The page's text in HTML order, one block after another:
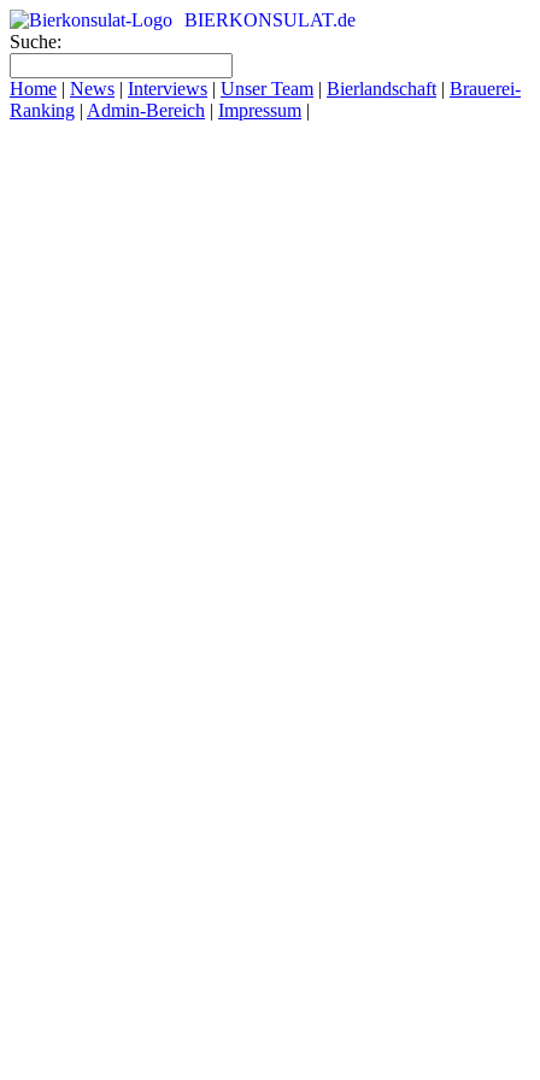
BIERKONSULAT.de
Suche:
Home | News | Interviews | Unser Team | Bierlandschaft | Brauerei-
Ranking | Admin-Bereich | Impressum |